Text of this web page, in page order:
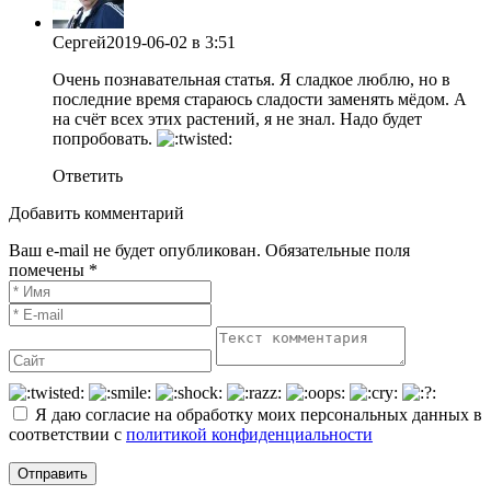
Сергей2019-06-02 в 3:51
Очень познавательная статья. Я сладкое люблю, но в
последние время стараюсь сладости заменять мёдом. А
на счёт всех этих растений, я не знал. Надо будет
попробовать.
Ответить
Добавить комментарий
Ваш e-mail не будет опубликован. Обязательные поля
помечены *
Я даю согласие на обработку моих персональных данных в
соответствии с политикой конфиденциальности